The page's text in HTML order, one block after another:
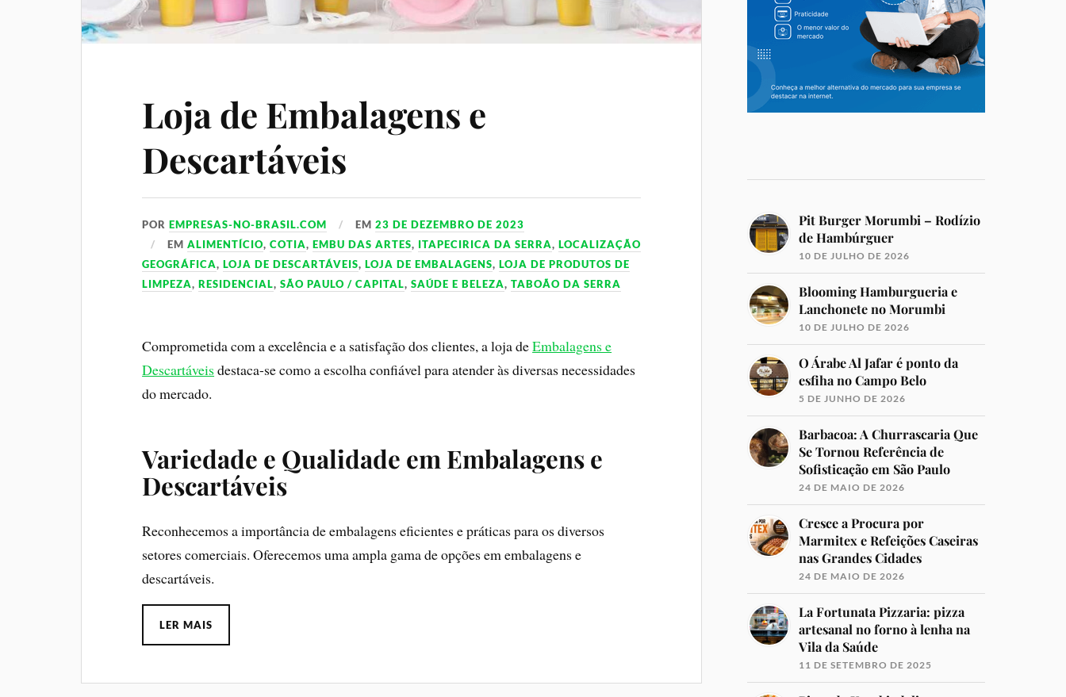
Loja de Embalagens e
Descartáveis
POREMPRESAS-NO-BRASIL.COM EM23 DE DEZEMBRO DE 2023
EMALIMENTÍCIO,COTIA,EMBU DAS ARTES, ITAPECIRICA DA SERRA,LOCALIZAÇÃO
GEOGRÁFICA,LOJA DE DESCARTÁVEIS,LOJA DE EMBALAGENS,LOJA DE PRODUTOS DE
LIMPEZA,RESIDENCIAL,SÃO PAULO / CAPITAL,SAÚDE E BELEZA,TABOÃO DA SERRA
Comprometida com a excelência e a satisfação dos clientes, a loja deEmbalagens e
Descartáveisdestaca-se como a escolha confiável para atender às diversas necessidades
do mercado.
Variedade e Qualidade em Embalagens e
Descartáveis
Reconhecemos a importância de embalagens eficientes e práticas para os diversos
setores comerciais. Oferecemos uma ampla gama de opções em embalagens e
descartáveis.
LER MAIS
Pit Burger Morumbi – Rodízio
de Hambúrguer
10 DE JULHO DE 2026
Blooming Hamburgueria e
Lanchonete no Morumbi
10 DE JULHO DE 2026
O Árabe Al Jafar é ponto da
esfiha no Campo Belo
5 DE JUNHO DE 2026
Barbacoa: A Churrascaria Que
Se Tornou Referência de
Sofisticação em São Paulo
24 DE MAIO DE 2026
Cresce a Procura por
Marmitex e Refeições Caseiras
nas Grandes Cidades
24 DE MAIO DE 2026
La Fortunata Pizzaria: pizza
artesanal no forno à lenha na
Vila da Saúde
11 DE SETEMBRO DE 2025